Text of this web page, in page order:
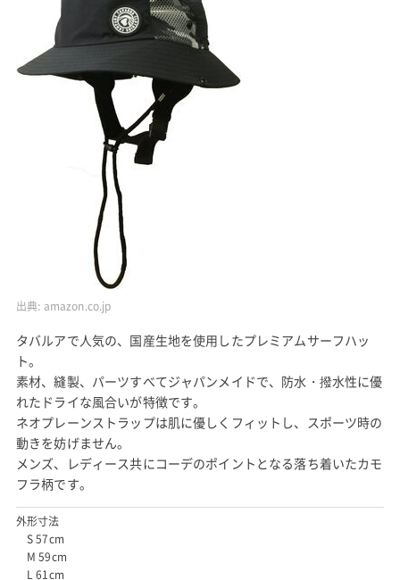
出典: amazon.co.jp
タバルアで人気の、国産生地を使用したプレミアムサーフハッ
ト。
素材、縫製、パーツすべてジャパンメイドで、防水・撥水性に優
れたドライな風合いが特徴です。
ネオプレーンストラップは肌に優しくフィットし、スポーツ時の
動きを妨げません。
メンズ、レディース共にコーデのポイントとなる落ち着いたカモ
フラ柄です。
外形寸法
S 57cm
M 59cm
L 61cm